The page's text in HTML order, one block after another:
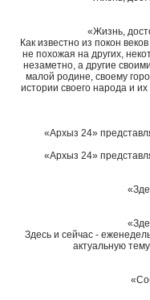
«Жизнь,
Как известно из покон
не похожая на других,
незаметно, а другие
малой родине, своему
истории своего народа и
«Архыз 24»
«Архыз 24»
Здесь и сейчас -
актуальную